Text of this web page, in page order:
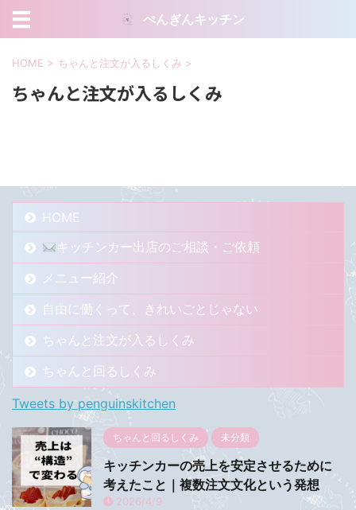
ぺんぎんキッチン
HOME > ちゃんと注文が入るしくみ >
ちゃんと注文が入るしくみ
HOME
キッチンカー出店のご相談・ご依頼
メニュー紹介
自由に働くって、きれいごとじゃない
ちゃんと注文が入るしくみ
ちゃんと回るしくみ
Tweets by penguinskitchen
ちゃんと回るしくみ 未分類
キッチンカーの売上を安定させるために
考えたこと｜複数注文文化という発想
2026/4/9